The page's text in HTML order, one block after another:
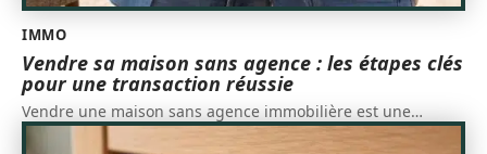
IMMO
Vendre sa maison sans agence : les étapes clés
pour une transaction réussie
Vendre une maison sans agence immobilière est une…